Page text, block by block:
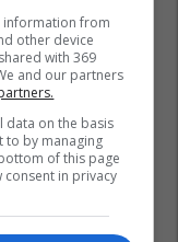
information from
other device
with 369
and our partners
data on the basis
to by managing
of this page
in privacy